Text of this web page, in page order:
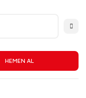
HEMEN AL